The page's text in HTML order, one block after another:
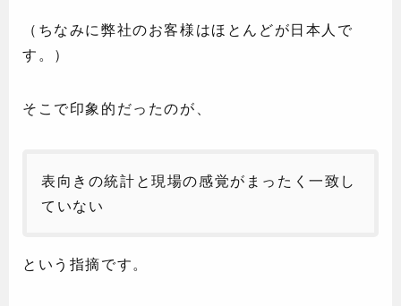
（ちなみに弊社のお客様はほとんどが日本人で
す。）
そこで印象的だったのが、
表向きの統計と現場の感覚がまったく一致し
ていない
という指摘です。